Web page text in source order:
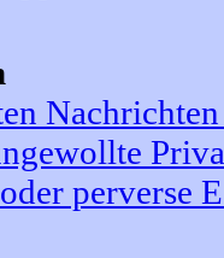
perverse